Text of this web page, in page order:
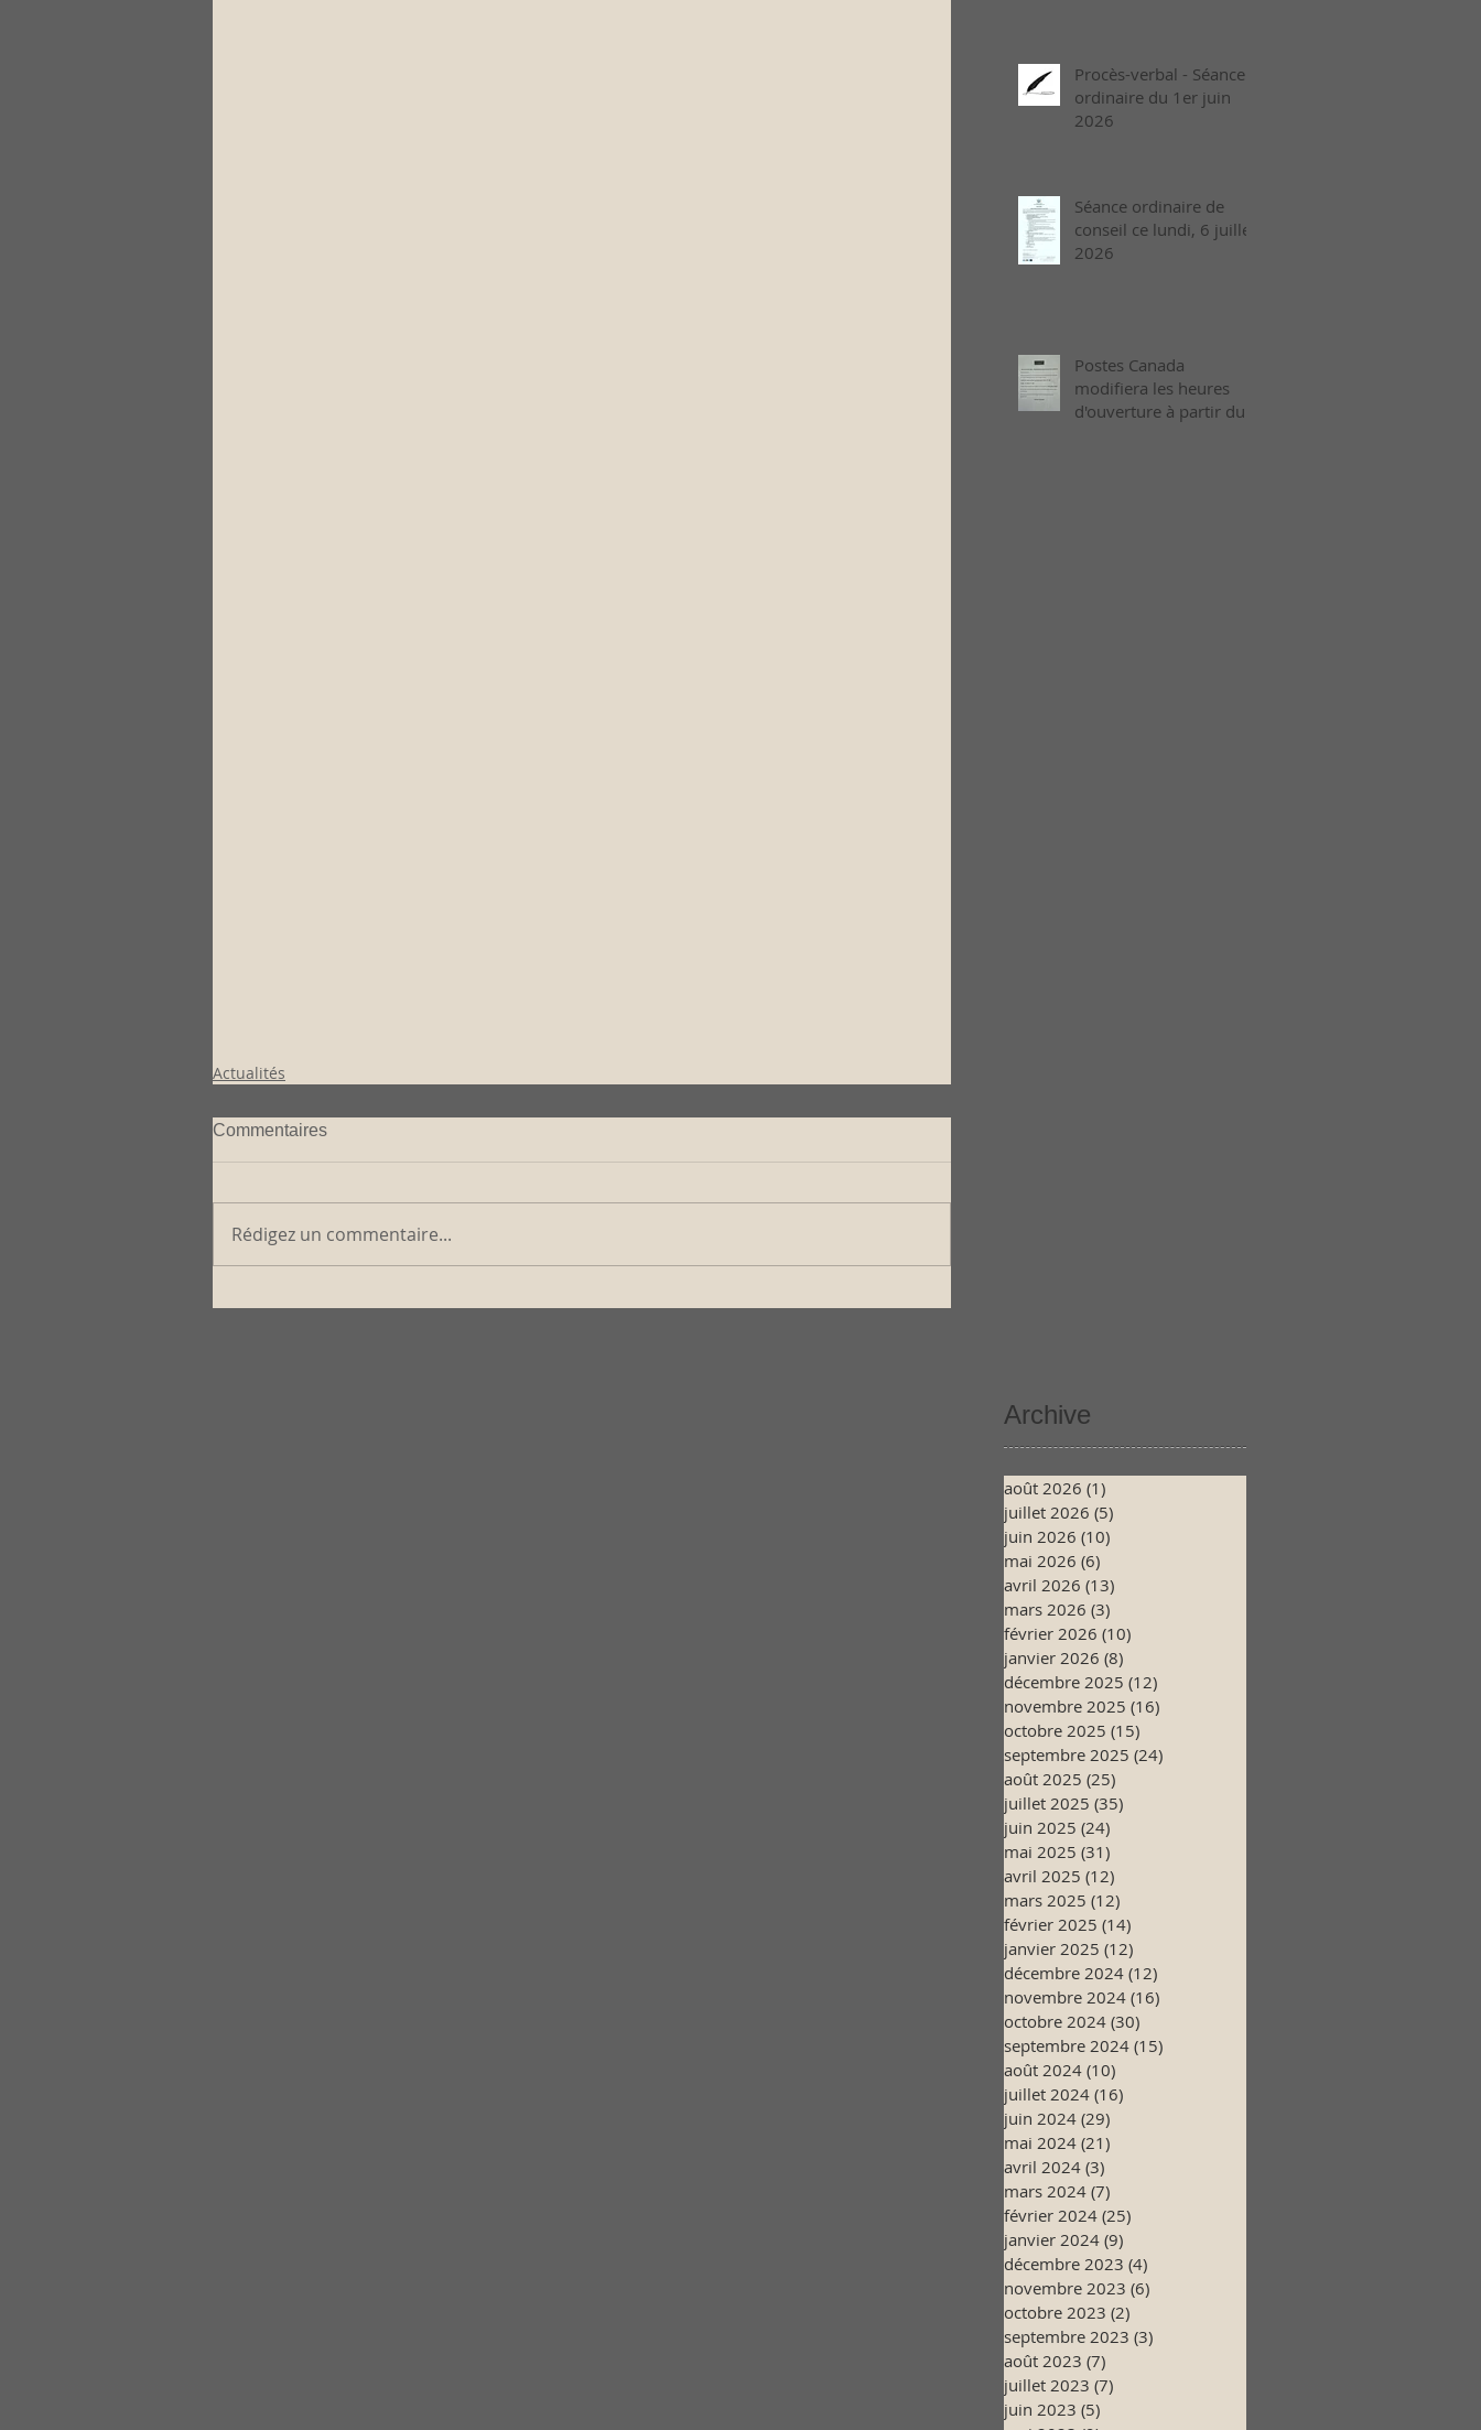
Actualités
Commentaires
Rédigez un commentaire...
Procès-verbal - Séance
ordinaire du 1er juin
2026
Séance ordinaire de
conseil ce lundi, 6 juillet
2026
Postes Canada
modifiera les heures
d'ouverture à partir du
Archive
août 2026 (1)
juillet 2026 (5)
juin 2026 (10)
mai 2026 (6)
avril 2026 (13)
mars 2026 (3)
février 2026 (10)
janvier 2026 (8)
décembre 2025 (12)
novembre 2025 (16)
octobre 2025 (15)
septembre 2025 (24)
août 2025 (25)
juillet 2025 (35)
juin 2025 (24)
mai 2025 (31)
avril 2025 (12)
mars 2025 (12)
février 2025 (14)
janvier 2025 (12)
décembre 2024 (12)
novembre 2024 (16)
octobre 2024 (30)
septembre 2024 (15)
août 2024 (10)
juillet 2024 (16)
juin 2024 (29)
mai 2024 (21)
avril 2024 (3)
mars 2024 (7)
février 2024 (25)
janvier 2024 (9)
décembre 2023 (4)
novembre 2023 (6)
octobre 2023 (2)
septembre 2023 (3)
août 2023 (7)
juillet 2023 (7)
juin 2023 (5)